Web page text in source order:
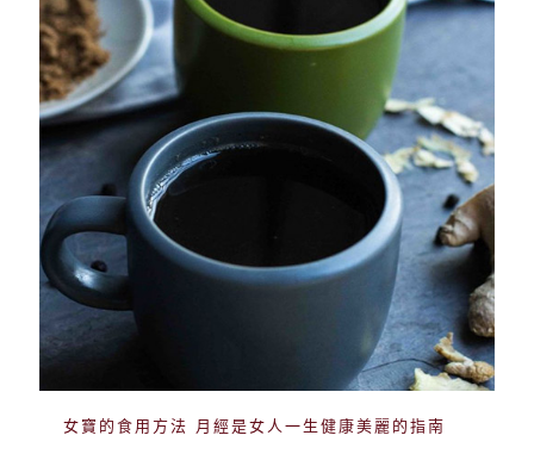
女寶的食用方法 月經是女人一生健康美麗的指南